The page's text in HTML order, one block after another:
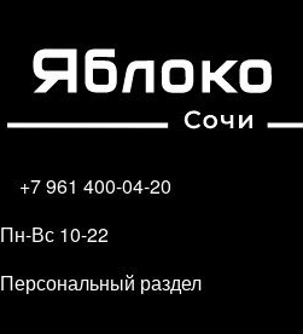
+7 961 400-04-20
Пн-Вс 10-22
Персональный раздел